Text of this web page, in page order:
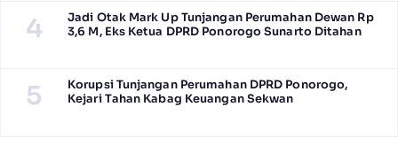
4
Jadi Otak Mark Up Tunjangan Perumahan Dewan Rp
3,6 M, Eks Ketua DPRD Ponorogo Sunarto Ditahan
5
Korupsi Tunjangan Perumahan DPRD Ponorogo,
Kejari Tahan Kabag Keuangan Sekwan